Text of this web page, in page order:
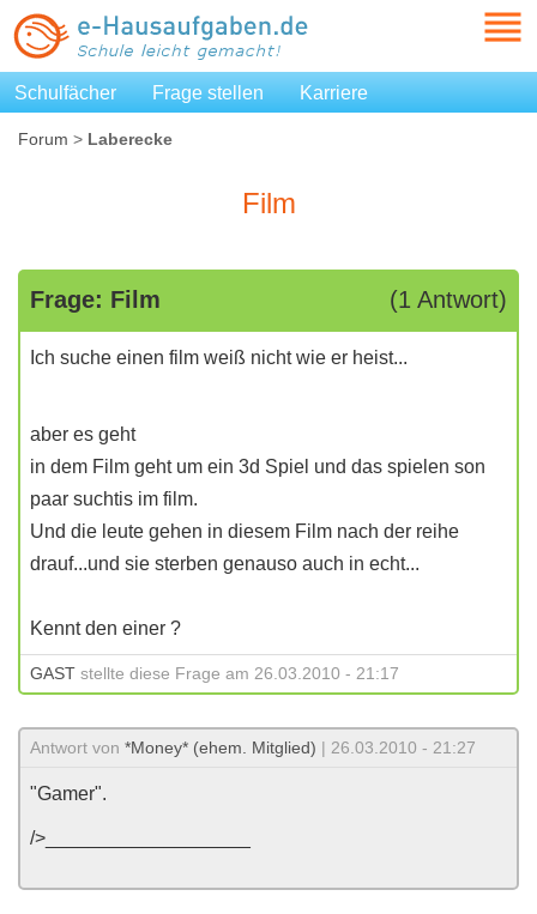
Schulfächer Frage stellen Karriere
Forum > Laberecke
Film
Frage: Film (1 Antwort)
Ich suche einen film weiß nicht wie er heist...
aber es geht
in dem Film geht um ein 3d Spiel und das spielen son
paar suchtis im film.
Und die leute gehen in diesem Film nach der reihe
drauf...und sie sterben genauso auch in echt...
Kennt den einer ?
GAST stellte diese Frage am 26.03.2010 - 21:17
Antwort von *Money* (ehem. Mitglied) | 26.03.2010 - 21:27
"Gamer".
/>___________________